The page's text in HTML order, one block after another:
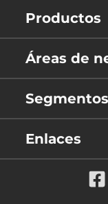
Productos
Áreas de
Segmentos
Enlaces